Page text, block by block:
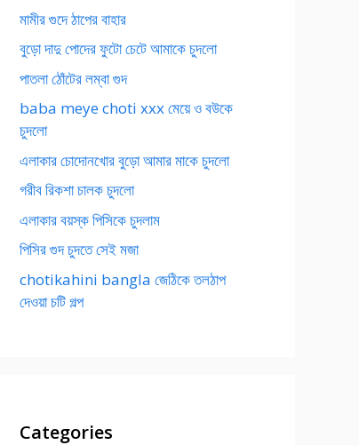
মামীর গুদে ঠাপের বাহার
বুড়ো দাদু পোদের ফুটো চেটে আমাকে চুদলো
পাতলা ঠোঁটের লম্বা গুদ
baba meye choti xxx মেয়ে ও বউকে
চুদলো
এলাকার চোদোনখোর বুড়ো আমার মাকে চুদলো
গরীব রিকশা চালক চুদলো
এলাকার বয়স্ক পিসিকে চুদলাম
পিসির গুদ চুদতে সেই মজা
chotikahini bangla জেঠিকে তলঠাপ
দেওয়া চটি গল্প
Categories